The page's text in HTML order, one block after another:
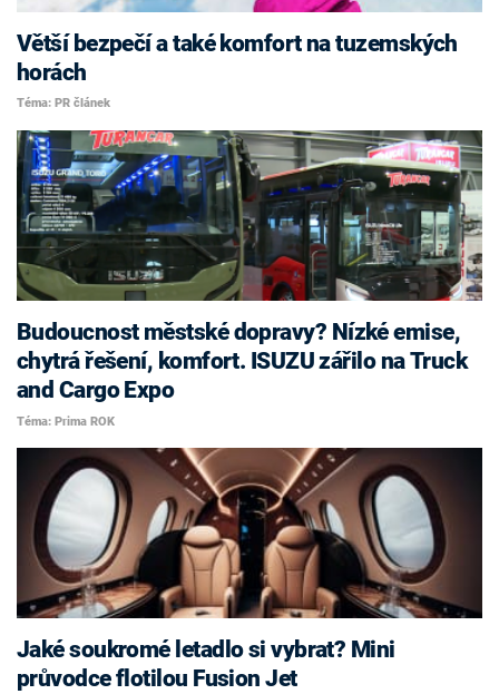
Větší bezpečí a také komfort na tuzemských
horách
Téma: PR článek
Budoucnost městské dopravy? Nízké emise,
chytrá řešení, komfort. ISUZU zářilo na Truck
and Cargo Expo
Téma: Prima ROK
Jaké soukromé letadlo si vybrat? Mini
průvodce flotilou Fusion Jet